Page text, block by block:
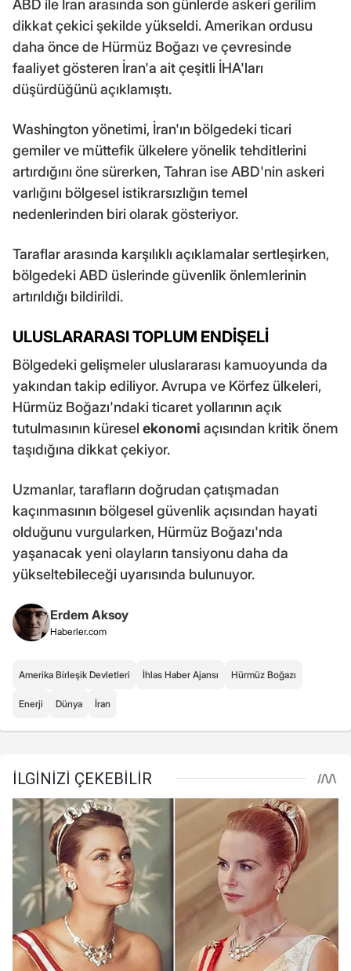
ABD ile İran arasında son günlerde askeri gerilim
dikkat çekici şekilde yükseldi. Amerikan ordusu
daha önce de Hürmüz Boğazı ve çevresinde
faaliyet gösteren İran'a ait çeşitli İHA'ları
düşürdüğünü açıklamıştı.
Washington yönetimi, İran'ın bölgedeki ticari
gemiler ve müttefik ülkelere yönelik tehditlerini
artırdığını öne sürerken, Tahran ise ABD'nin askeri
varlığını bölgesel istikrarsızlığın temel
nedenlerinden biri olarak gösteriyor.
Taraflar arasında karşılıklı açıklamalar sertleşirken,
bölgedeki ABD üslerinde güvenlik önlemlerinin
artırıldığı bildirildi.
ULUSLARARASI TOPLUM ENDİŞELİ
Bölgedeki gelişmeler uluslararası kamuoyunda da
yakından takip ediliyor. Avrupa ve Körfez ülkeleri,
Hürmüz Boğazı'ndaki ticaret yollarının açık
tutulmasının küresel ekonomi açısından kritik önem
taşıdığına dikkat çekiyor.
Uzmanlar, tarafların doğrudan çatışmadan
kaçınmasının bölgesel güvenlik açısından hayati
olduğunu vurgularken, Hürmüz Boğazı'nda
yaşanacak yeni olayların tansiyonu daha da
yükseltebileceği uyarısında bulunuyor.
Erdem Aksoy
Haberler.com
Amerika Birleşik Devletleri İhlas Haber Ajansı Hürmüz Boğazı
Enerji Dünya İran